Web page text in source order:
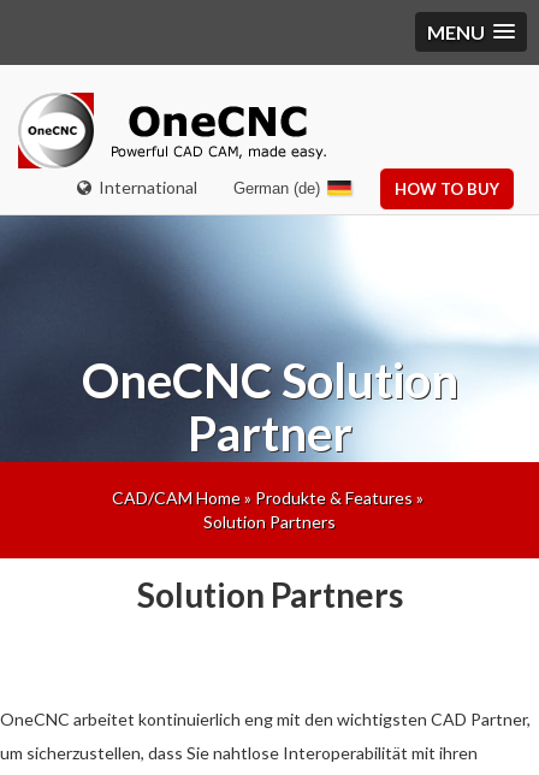
MENU
International HOW TO BUY
German (de)
OneCNCSolution
Partner
CAD/CAM Home» Produkte & Features»
Solution Partners
Solution Partners
OneCNC arbeitet kontinuierlich eng mit den wichtigsten CAD ​​Partner,
um sicherzustellen, dass Sie nahtlose Interoperabilität mit ihren